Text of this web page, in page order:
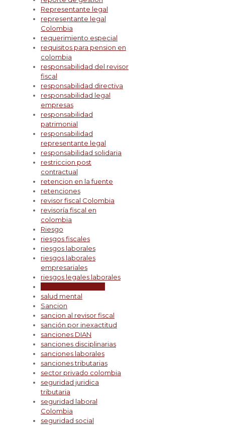
Representante legal
representante legal
Colombia
requerimiento especial
requisitos para pension en
colombia
responsabilidad del revisor
fiscal
responsabilidad directiva
responsabilidad legal
empresas
responsabilidad
patrimonial
responsabilidad
representante legal
responsabilidad solidaria
restriccion post
contractual
retencion en la fuente
retenciones
revisor fiscal Colombia
revisoría fiscal en
colombia
Riesgo
riesgos fiscales
riesgos laborales
riesgos laborales
empresariales
riesgos legales laborales
salud mental
Sancion
sancion al revisor fiscal
sanción por inexactitud
sanciones DIAN
sanciones disciplinarias
sanciones laborales
sanciones tributarias
sector privado colombia
seguridad juridica
tributaria
seguridad laboral
Colombia
seguridad social